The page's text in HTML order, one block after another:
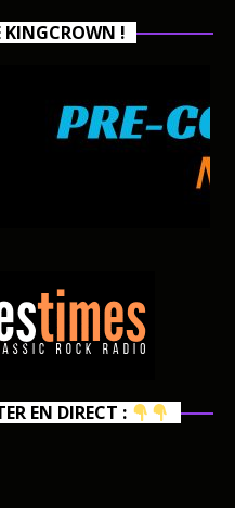
KINGCROWN !
EN DIRECT :